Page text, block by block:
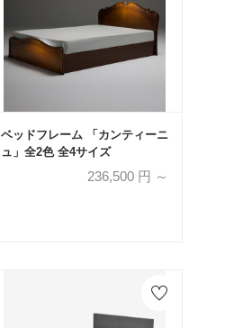
ベッドフレーム 「カンティーニ
ュ」全2色 全4サイズ
236,500 円 ～